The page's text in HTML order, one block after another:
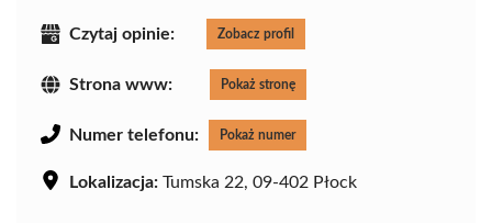
Czytaj opinie: Zobacz profil
Strona www: Pokaż stronę
Numer telefonu: Pokaż numer
Lokalizacja: Tumska 22, 09-402 Płock